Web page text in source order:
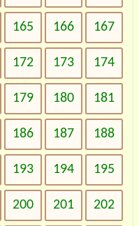
165 166 167
172 173 174
179 180 181
186 187 188
193 194 195
200 201 202